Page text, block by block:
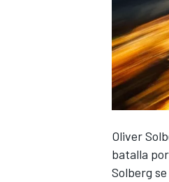
NASCAR CUP
Oliver
batalla
Solberg